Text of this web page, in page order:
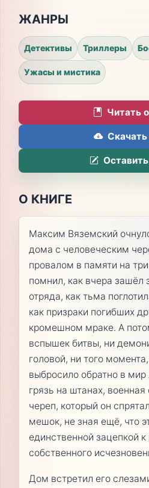
ЖАНРЫ
Детективы Триллеры
Ужасы и мистика
Читать
Скачать
О КНИГЕ
Максим Вяземский
дома с человеческим
провалом в памяти на
помнил, как вчера зашёл
отряда, как тьма
как призраки погибших
кромешном мраке. А
вспышек битвы, ни
головой, ни того
выбросило обратно в
грязь на штанах,
череп, который он
мешок, не зная ещё, что
единственной зацепкой к
собственного
Дом встретил его